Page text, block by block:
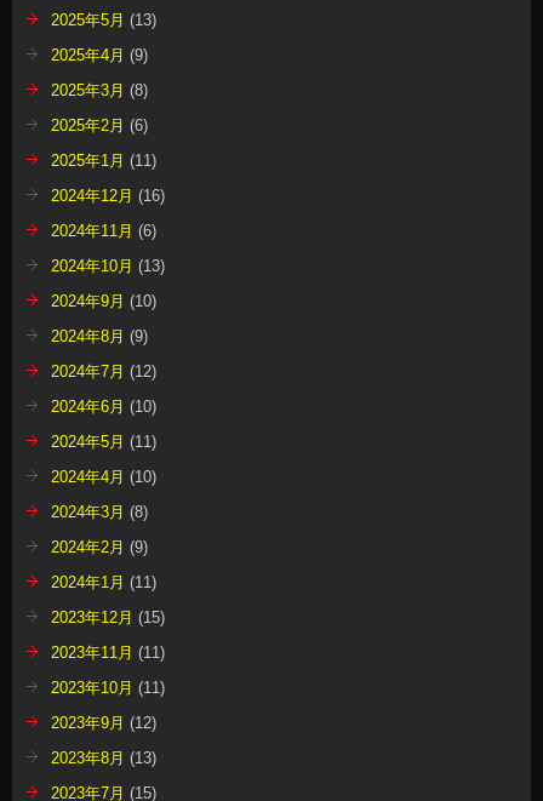
2025年5月 (13)
2025年4月 (9)
2025年3月 (8)
2025年2月 (6)
2025年1月 (11)
2024年12月 (16)
2024年11月 (6)
2024年10月 (13)
2024年9月 (10)
2024年8月 (9)
2024年7月 (12)
2024年6月 (10)
2024年5月 (11)
2024年4月 (10)
2024年3月 (8)
2024年2月 (9)
2024年1月 (11)
2023年12月 (15)
2023年11月 (11)
2023年10月 (11)
2023年9月 (12)
2023年8月 (13)
2023年7月 (15)